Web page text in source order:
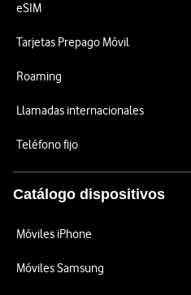
eSIM
Tarjetas Prepago Móvil
Roaming
Llamadas internacionales
Teléfono fijo
Catálogo dispositivos
Móviles iPhone
Móviles Samsung